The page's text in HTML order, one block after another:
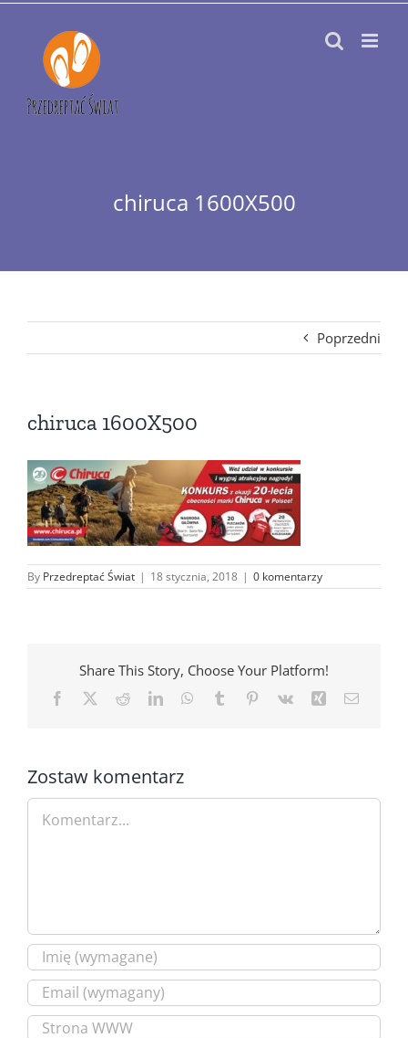
Przejdź
zawartości
chiruca 1600X500
Poprzedni
chiruca 1600X500
By Przedreptać Świat | 18 stycznia, 2018 | 0 komentarzy
Share This Story, Choose Your Platform!
Facebook RedditLinkedInWhatsApp
Tumblr Pinterest
Vk Xing Email
Zostaw komentarz
Comment